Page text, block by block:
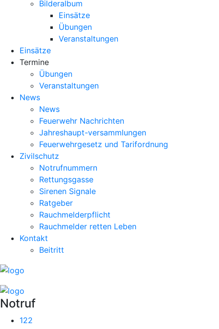
Bilderalbum
Einsätze
Übungen
Veranstaltungen
Einsätze
Termine
Übungen
Veranstaltungen
News
News
Feuerwehr Nachrichten
Jahreshaupt-versammlungen
Feuerwehrgesetz und Tarifordnung
Zivilschutz
Notrufnummern
Rettungsgasse
Sirenen Signale
Ratgeber
Rauchmelderpflicht
Rauchmelder retten Leben
Kontakt
Beitritt
Notruf
122